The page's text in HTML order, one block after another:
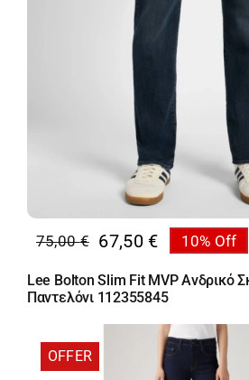
75,00€
Original
price
was:
67,50 €
Η
τρέχουσα
τιμή
67,50 €.
10% Off
Lee Bolton Slim Fit MVP Ανδρικό
Παντελόνι 112355845
OFFER